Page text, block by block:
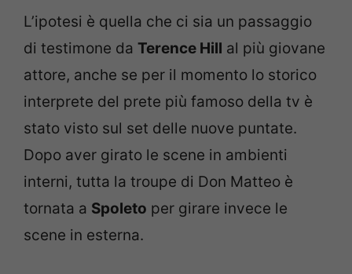
L’ipotesi è quella che ci sia un passaggio
di testimone da Terence Hill al più giovane
attore, anche se per il momento lo storico
interprete del prete più famoso della tv è
stato visto sul set delle nuove puntate.
Dopo aver girato le scene in ambienti
interni, tutta la troupe di Don Matteo è
tornata a Spoleto per girare invece le
scene in esterna.